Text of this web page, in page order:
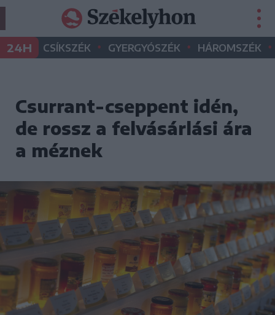
24H CSÍKSZÉK • GYERGYÓSZÉK • HÁROMSZÉK •
Csurrant-cseppent idén,
de rossz a felvásárlási ára
a méznek